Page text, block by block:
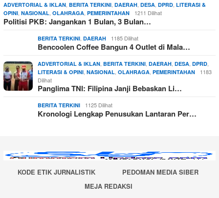
ADVERTORIAL & IKLAN, BERITA TERKINI, DAERAH, DESA, DPRD, LITERASI &
OPINI, NASIONAL, OLAHRAGA, PEMERINTAHAN 1211 Dilihat
Politisi PKB: Jangankan 1 Bulan, 3 Bulan…
BERITA TERKINI, DAERAH 1185 Dilihat
Bencoolen Coffee Bangun 4 Outlet di Mala…
ADVERTORIAL & IKLAN, BERITA TERKINI, DAERAH, DESA, DPRD,
LITERASI & OPINI, NASIONAL, OLAHRAGA, PEMERINTAHAN
1183
Dilihat
Panglima TNI: Filipina Janji Bebaskan Li…
BERITA TERKINI 1125 Dilihat
Kronologi Lengkap Penusukan Lantaran Per…
KODE ETIK JURNALISTIK
PEDOMAN MEDIA SIBER
MEJA REDAKSI